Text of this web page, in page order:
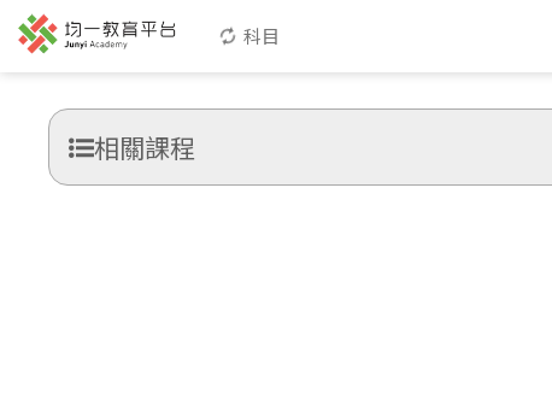
科目
相關課程